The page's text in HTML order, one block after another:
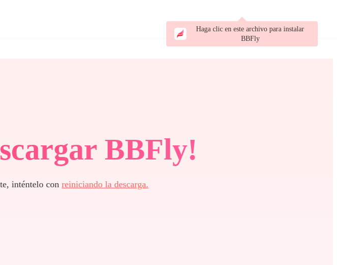
BBFly!
inténtelo con reiniciando la descarga.
Haga clic en este archivo para instalar
BBFly